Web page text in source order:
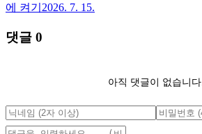
에 켜기 2026. 7. 15.
댓글 0
아직 댓글이 없습니다.